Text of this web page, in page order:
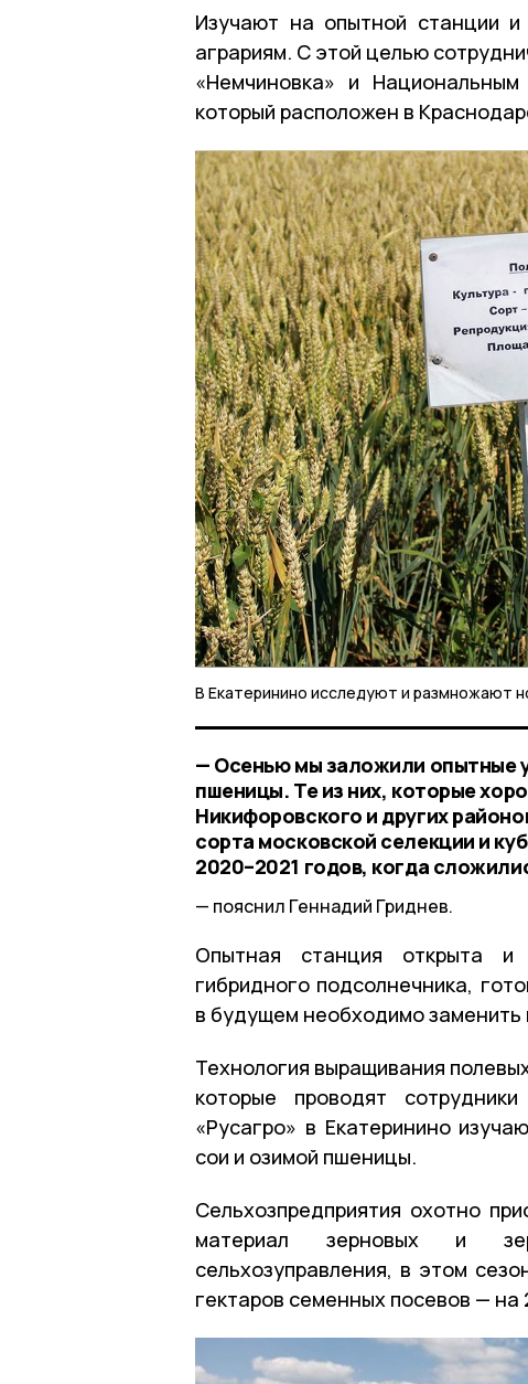
Изучают на опытной станции
аграриям. С этой целью
«Немчиновка» и
который расположен в
В Екатеринино исследуют и размножают
— Осенью мы заложили опытные
пшеницы. Те из них, которые
Никифоровского и других
сорта московской селекции и
2020–2021 годов, когда
пояснил Геннадий Гриднев.
Опытная станция открыта и
гибридного подсолнечника,
в будущем необходимо
Технология выращивания
которые проводят
«Русагро» в Екатеринино
сои и озимой пшеницы.
Сельхозпредприятия охотно
материал зерновых и
сельхозуправления, в этом
гектаров семенных посевов —